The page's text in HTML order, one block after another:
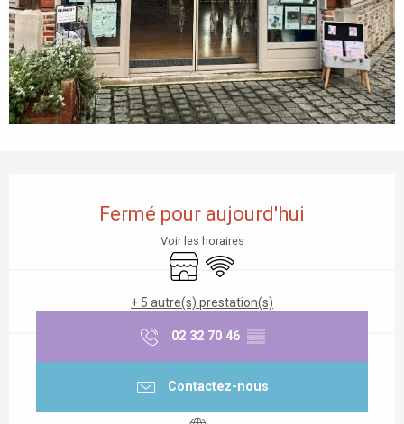
Fermé pour aujourd'hui
Voir les horaires
Boutique
WiFi
+ 5 autre(s) prestation(s)
02 32 70 46 ▒▒
Contactez-nous